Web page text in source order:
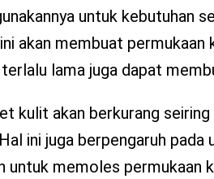
untuk kebutuhan
akan membuat
terlalu lama juga dapat
kulit akan berkurang
ini juga berpengaruh
untuk memoles